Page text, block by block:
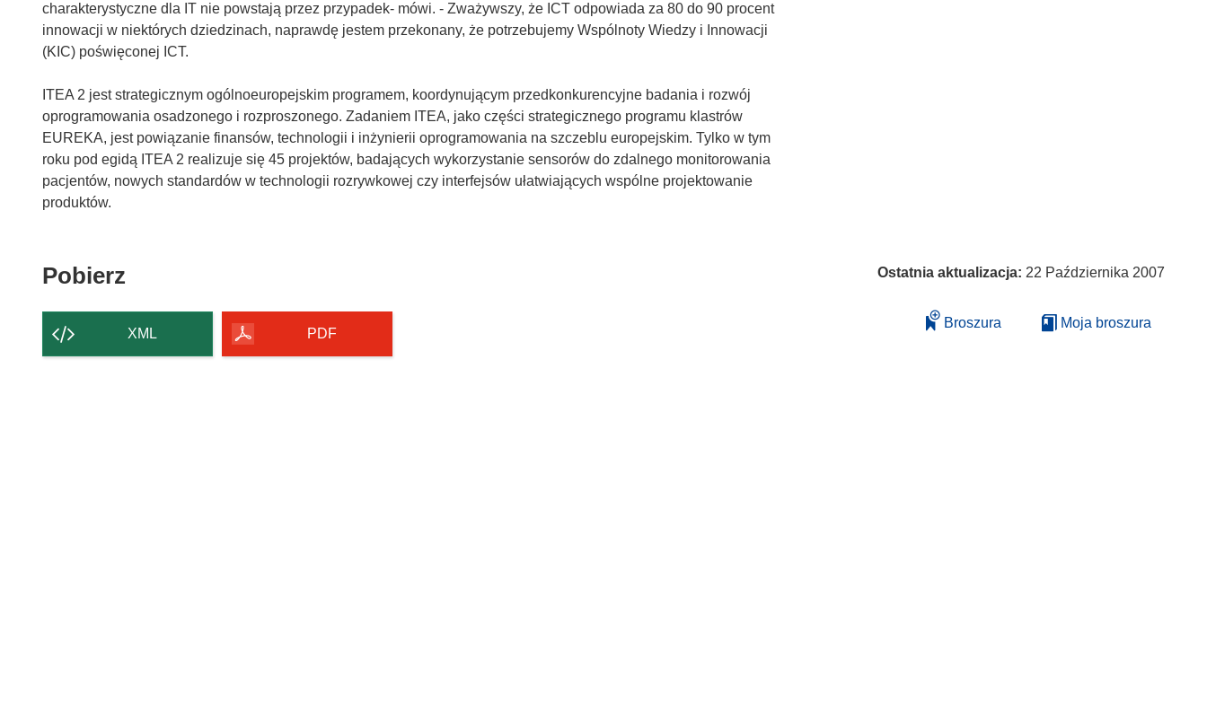
charakterystyczne dla IT nie powstają przez przypadek- mówi. - Zważywszy, że ICT odpowiada za 80 do 90 procent
innowacji w niektórych dziedzinach, naprawdę jestem przekonany, że potrzebujemy Wspólnoty Wiedzy i Innowacji
(KIC) poświęconej ICT.
ITEA 2 jest strategicznym ogólnoeuropejskim programem, koordynującym przedkonkurencyjne badania i rozwój
oprogramowania osadzonego i rozproszonego. Zadaniem ITEA, jako części strategicznego programu klastrów
EUREKA, jest powiązanie finansów, technologii i inżynierii oprogramowania na szczeblu europejskim. Tylko w tym
roku pod egidą ITEA 2 realizuje się 45 projektów, badających wykorzystanie sensorów do zdalnego monitorowania
pacjentów, nowych standardów w technologii rozrywkowej czy interfejsów ułatwiających wspólne projektowanie
produktów.
Pobierz
strony
XML PDF
Ostatnia aktualizacja: 22 Października 2007
Broszura Moja broszura